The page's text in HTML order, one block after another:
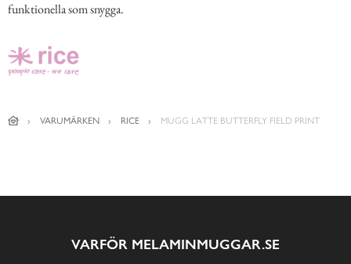
funktionella som snygga.
VARUMÄRKEN RICE MUGG LATTE BUTTERFLY FIELD PRINT
VARFÖR MELAMINMUGGAR.SE